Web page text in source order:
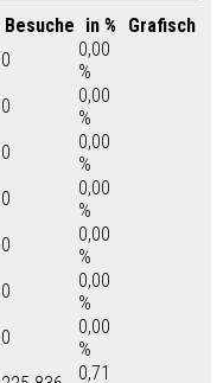
Besuche in %
Grafisch
0
0,00
%
0
0,00
%
0
0,00
%
0
0,00
%
0
0,00
%
0
0,00
%
0
0,00
%
0,71